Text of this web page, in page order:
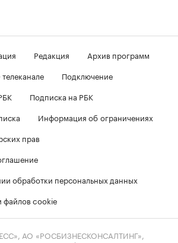
Редакция
Архив программ
Подключение
Подписка на РБК
Информация об ограничениях
прав
обработки персональных данных
файлов cookie
АО «РОСБИЗНЕСКОНСАЛТИНГ»,